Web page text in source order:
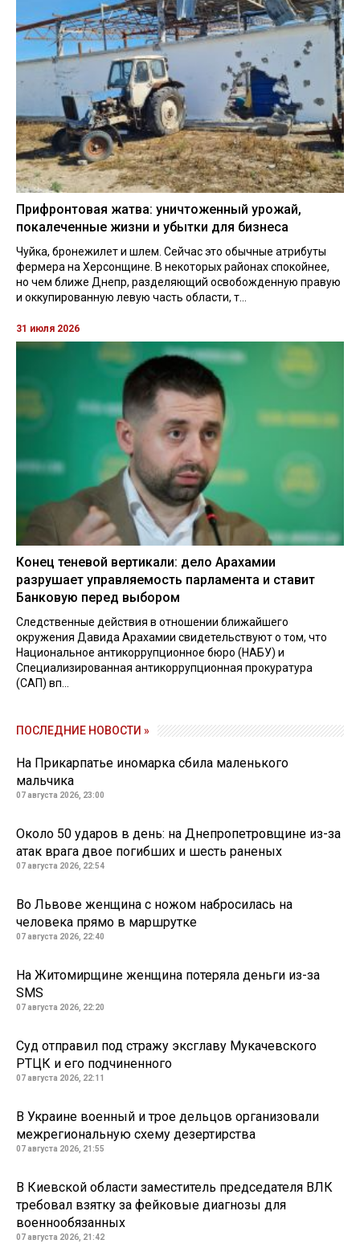
Прифронтовая жатва: уничтоженный урожай,
покалеченные жизни и убытки для бизнеса
Чуйка, бронежилет и шлем. Сейчас это обычные атрибуты
фермера на Херсонщине. В некоторых районах спокойнее,
но чем ближе Днепр, разделяющий освобожденную правую
и оккупированную левую часть области, т...
31 июля 2026
Конец теневой вертикали: дело Арахамии
разрушает управляемость парламента и ставит
Банковую перед выбором
Следственные действия в отношении ближайшего
окружения Давида Арахамии свидетельствуют о том, что
Национальное антикоррупционное бюро (НАБУ) и
Специализированная антикоррупционная прокуратура
(САП) вп...
ПОСЛЕДНИЕ НОВОСТИ »
На Прикарпатье иномарка сбила маленького
мальчика
07 августа 2026, 23:00
Около 50 ударов в день: на Днепропетровщине из-за
атак врага двое погибших и шесть раненых
07 августа 2026, 22:54
Во Львове женщина с ножом набросилась на
человека прямо в маршрутке
07 августа 2026, 22:40
На Житомирщине женщина потеряла деньги из-за
SMS
07 августа 2026, 22:20
Суд отправил под стражу эксглаву Мукачевского
РТЦК и его подчиненного
07 августа 2026, 22:11
В Украине военный и трое дельцов организовали
межрегиональную схему дезертирства
07 августа 2026, 21:55
В Киевской области заместитель председателя ВЛК
требовал взятку за фейковые диагнозы для
военнообязанных
07 августа 2026, 21:42